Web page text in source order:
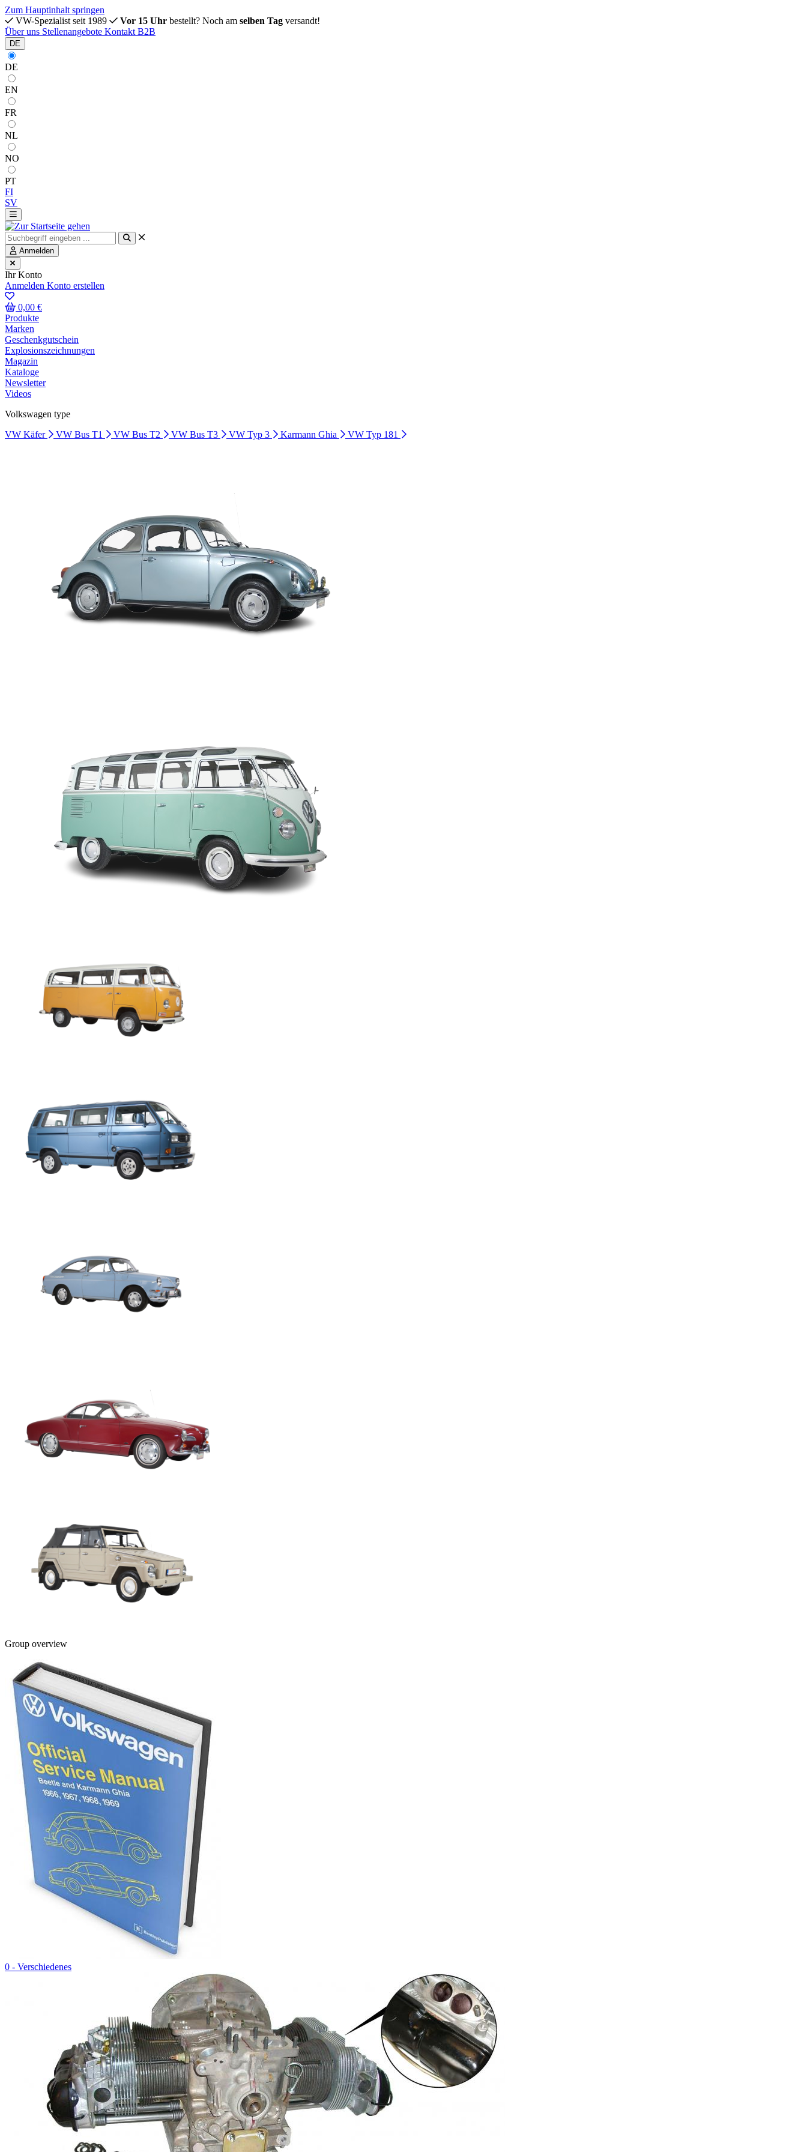
Zum Hauptinhalt springen
VW-Spezialist seit 1989
Vor 15 Uhr bestellt? Noch am selben Tag versandt!
Über uns Stellenangebote Kontakt B2B
DE
DE
EN
FR
NL
NO
PT
FI
SV
Anmelden
Ihr Konto
Anmelden Konto erstellen
0,00 €
Produkte
Marken
Geschenkgutschein
Explosionszeichnungen
Magazin
Kataloge
Newsletter
Videos
Volkswagen type
VW Käfer
VW Bus T1 VW Bus T2 VW Bus T3 VW Typ 3 Karmann Ghia VW Typ 181
Group overview
0 - Verschiedenes